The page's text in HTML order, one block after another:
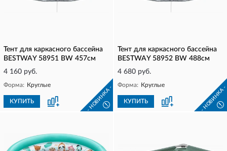
Тент для каркасного бассейна
BESTWAY 58951 BW 457см
4 160 руб.
Форма: Круглые
КУПИТЬ - НОВИНКА -
!
Тент для каркасного бассейна
BESTWAY 58952 BW 488см
4 680 руб.
Форма: Круглые
КУПИТЬ - НОВИНКА -
!